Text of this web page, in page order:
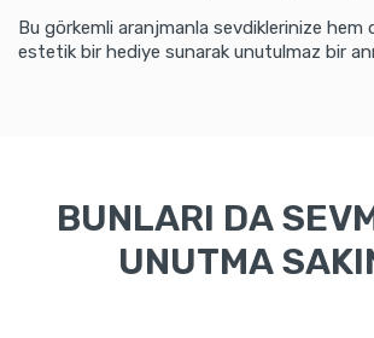
Bu görkemli aranjmanla sevdiklerinize hem
estetik bir hediye sunarak unutulmaz bir
BUNLARI DA
UNUTMA